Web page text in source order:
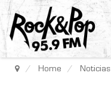
Home Noticias